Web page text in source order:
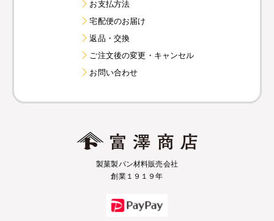
お支払方法
宅配便のお届け
返品・交換
ご注文後の変更・キャンセル
お問い合わせ
製菓製パン材料販売会社
創業１９１９年